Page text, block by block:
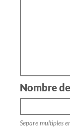
Nombre
Separe multiples